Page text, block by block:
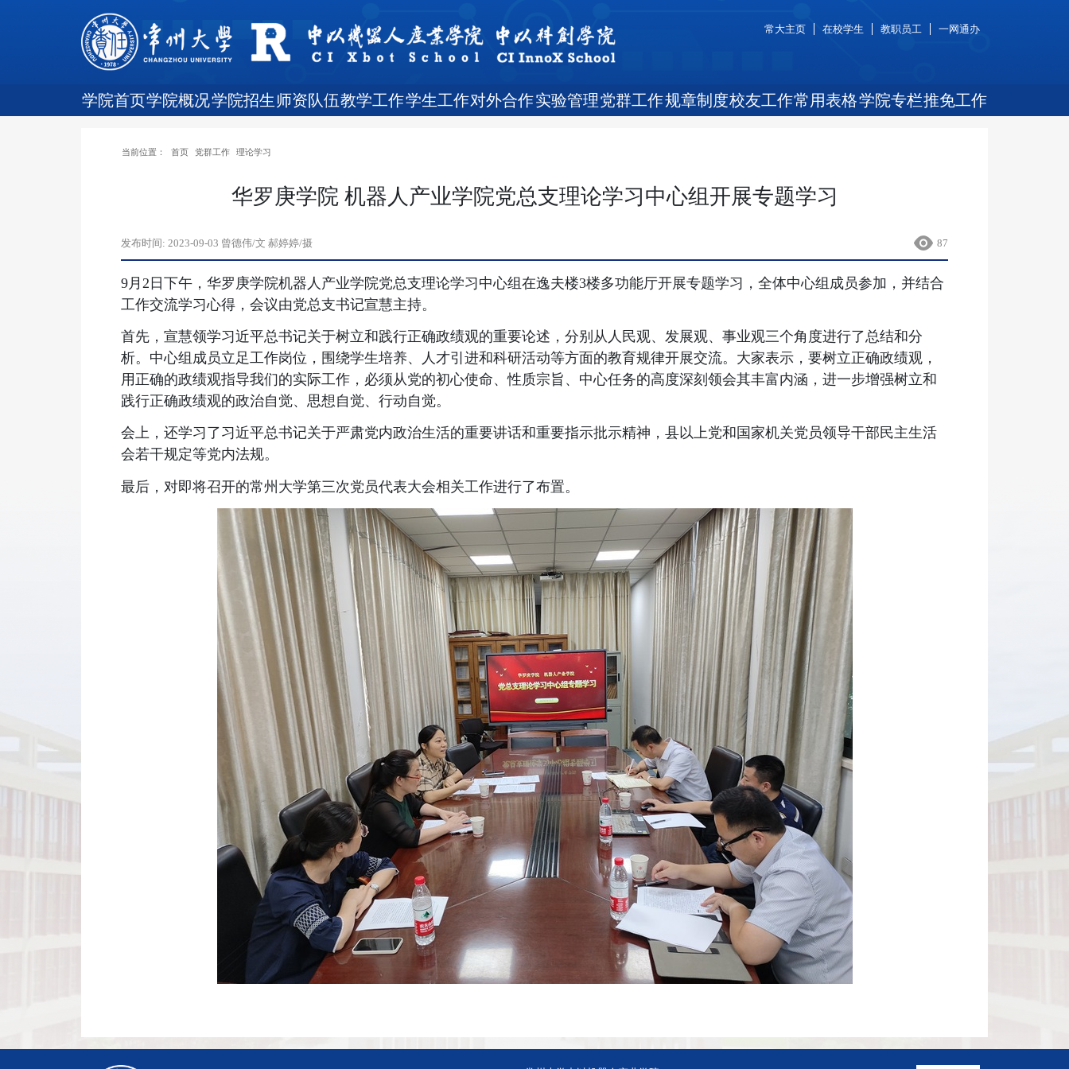
常大主页 在校学生 教职员工 一网通办
学院首页学院概况学院招生 师资队伍教学工作学生工作对外合作实验管理党群工作规章制度校友工作常用表格学院专栏推免工作
当前位置： 首页 党群工作 理论学习
华罗庚学院 机器人产业学院党总支理论学习中心组开展专题学习
发布时间: 2023-09-03 曾德伟/文 郝婷婷/摄 87
9月2日下午，华罗庚学院机器人产业学院党总支理论学习中心组在逸夫楼3楼多功能厅开展专题学习，全体中心组成员参加，并结合
工作交流学习心得，会议由党总支书记宣慧主持。
首先，宣慧领学习近平总书记关于树立和践行正确政绩观的重要论述，分别从人民观、发展观、事业观三个角度进行了总结和分
析。中心组成员立足工作岗位，围绕学生培养、人才引进和科研活动等方面的教育规律开展交流。大家表示，要树立正确政绩观，
用正确的政绩观指导我们的实际工作，必须从党的初心使命、性质宗旨、中心任务的高度深刻领会其丰富内涵，进一步增强树立和
践行正确政绩观的政治自觉、思想自觉、行动自觉。
会上，还学习了习近平总书记关于严肃党内政治生活的重要讲话和重要指示批示精神，县以上党和国家机关党员领导干部民主生活
会若干规定等党内法规。
最后，对即将召开的常州大学第三次党员代表大会相关工作进行了布置。